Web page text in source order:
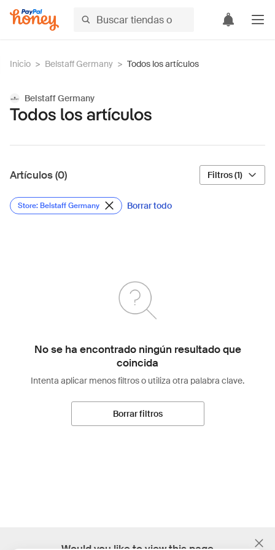
Inicio > Belstaff Germany > Todos los artículos
Belstaff Germany
Todos los artículos
Artículos (0) Filtros (1)
Store: Belstaff Germany Borrar todo
No se ha encontrado ningún resultado que
coincida
Intenta aplicar menos filtros o utiliza otra palabra clave.
Borrar filtros